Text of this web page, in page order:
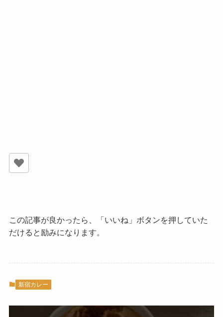
この記事が良かったら、「いいね」ボタンを押していた
だけると励みになります。
新宿カレー